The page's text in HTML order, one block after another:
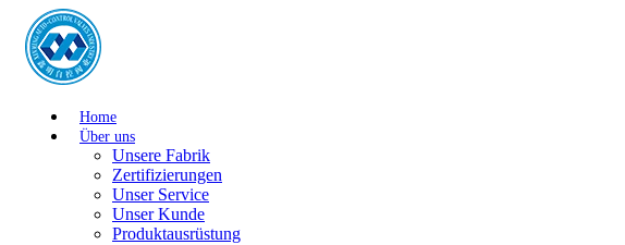
Home
Über uns
Unsere Fabrik
Zertifizierungen
Unser Service
Unser Kunde
Produktausrüstung